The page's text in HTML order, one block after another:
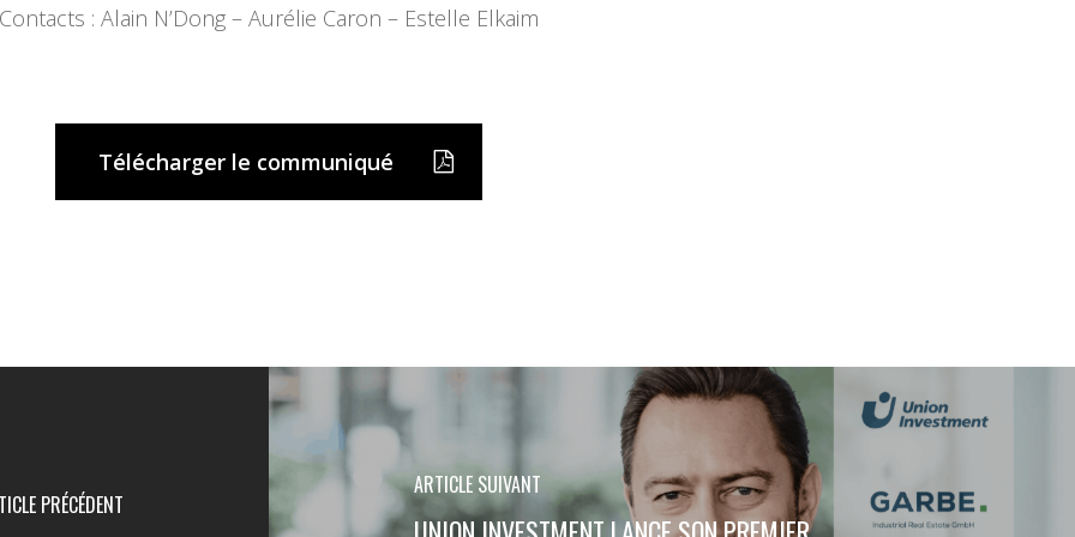
Contacts : Alain N’Dong – Aurélie Caron – Estelle Elkaim
Télécharger le communiqué
PRÉCÉDENT
ARTICLE SUIVANT